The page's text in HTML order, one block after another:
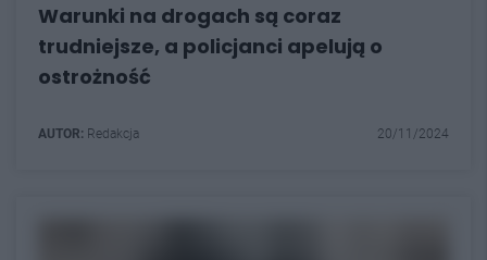
Warunki na drogach są coraz
trudniejsze, a policjanci apelują o
ostrożność
AUTOR: Redakcja 20/11/2024